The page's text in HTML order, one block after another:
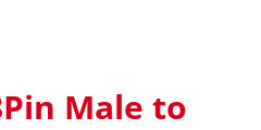
Male to